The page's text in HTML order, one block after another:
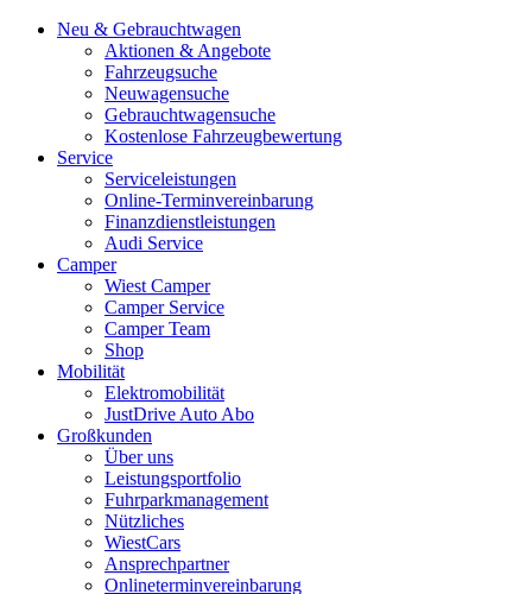
Neu & Gebrauchtwagen
Aktionen & Angebote
Fahrzeugsuche
Neuwagensuche
Gebrauchtwagensuche
Kostenlose Fahrzeugbewertung
Service
Serviceleistungen
Online-Terminvereinbarung
Finanzdienstleistungen
Audi Service
Camper
Wiest Camper
Camper Service
Camper Team
Shop
Mobilität
Elektromobilität
JustDrive Auto Abo
Großkunden
Über uns
Leistungsportfolio
Fuhrparkmanagement
Nützliches
WiestCars
Ansprechpartner
Onlineterminvereinbarung